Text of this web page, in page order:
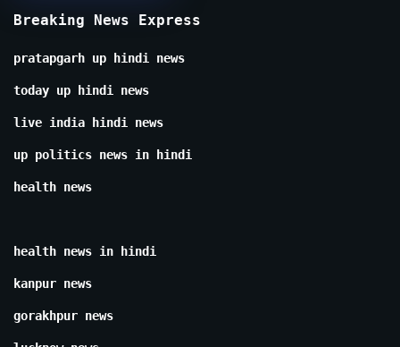
Breaking News Express
pratapgarh up hindi news
today up hindi news
live india hindi news
up politics news in hindi
health news
health news in hindi
kanpur news
gorakhpur news